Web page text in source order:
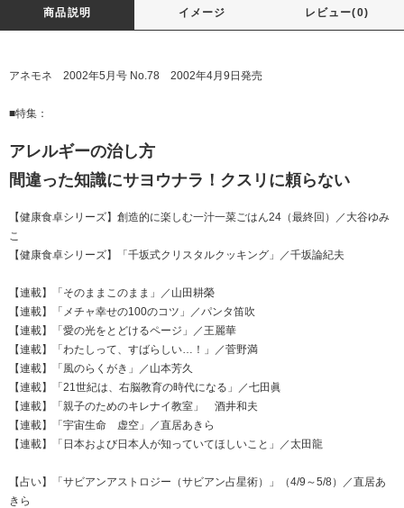
商品説明 イメージ レビュー(0)
アネモネ 2002年5月号 No.78 2002年4月9日発売
■特集：
アレルギーの治し方
間違った知識にサヨウナラ！クスリに頼らない
【健康食卓シリーズ】創造的に楽しむ一汁一菜ごはん24（最終回）／大谷ゆみ
こ
【健康食卓シリーズ】「千坂式クリスタルクッキング」／千坂論紀夫
【連載】「そのままこのまま」／山田耕榮
【連載】「メチャ幸せの100のコツ」／パンタ笛吹
【連載】「愛の光をとどけるページ」／王麗華
【連載】「わたしって、すばらしい…！」／菅野満
【連載】「風のらくがき」／山本芳久
【連載】「21世紀は、右脳教育の時代になる」／七田眞
【連載】「親子のためのキレナイ教室」 酒井和夫
【連載】「宇宙生命 虚空」／直居あきら
【連載】「日本および日本人が知っていてほしいこと」／太田龍
【占い】「サビアンアストロジー（サビアン占星術）」（4/9～5/8）／直居あ
きら